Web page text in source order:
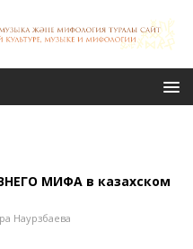
МИФА в казахском
Наурзбаева